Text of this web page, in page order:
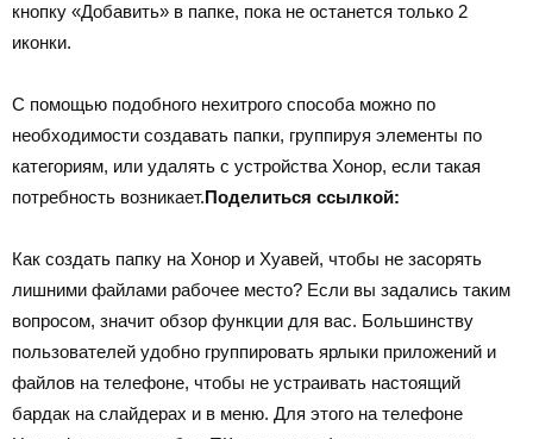
кнопку «Добавить» в папке, пока не останется только 2
иконки.
С помощью подобного нехитрого способа можно по
необходимости создавать папки, группируя элементы по
категориям, или удалять с устройства Хонор, если такая
потребность возникает.Поделиться ссылкой:
Как создать папку на Хонор и Хуавей, чтобы не засорять
лишними файлами рабочее место? Если вы задались таким
вопросом, значит обзор функции для вас. Большинству
пользователей удобно группировать ярлыки приложений и
файлов на телефоне, чтобы не устраивать настоящий
бардак на слайдерах и в меню. Для этого на телефоне